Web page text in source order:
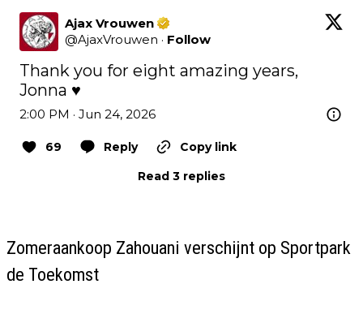
Ajax Vrouwen
@AjaxVrouwen · Follow
Thank you for eight amazing years,
Jonna ♥️
2:00 PM · Jun 24, 2026
69 Reply
Copy link
Read 3 replies
Zomeraankoop Zahouani verschijnt op Sportpark
de Toekomst